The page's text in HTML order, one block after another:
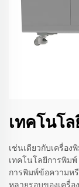
เทคโนโล
เช่นเดียวกับเครื่อ
เทคโนโลยีการพิมพ์
การพิมพ์ข้อความห
หลายรอบของเครื่